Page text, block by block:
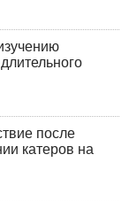
после
катеров на